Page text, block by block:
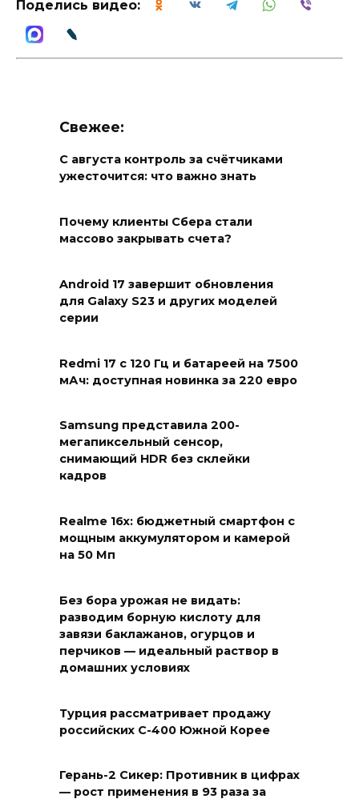
Поделись видео:
Свежее:
С августа контроль за счётчиками
ужесточится: что важно знать
Почему клиенты Сбера стали
массово закрывать счета?
Android 17 завершит обновления
для Galaxy S23 и других моделей
серии
Redmi 17 с 120 Гц и батареей на 7500
мАч: доступная новинка за 220 евро
Samsung представила 200-
мегапиксельный сенсор,
снимающий HDR без склейки
кадров
Realme 16x: бюджетный смартфон с
мощным аккумулятором и камерой
на 50 Мп
Без бора урожая не видать:
разводим борную кислоту для
завязи баклажанов, огурцов и
перчиков — идеальный раствор в
домашних условиях
Турция рассматривает продажу
российских С-400 Южной Корее
Герань-2 Сикер: Противник в цифрах
— рост применения в 93 раза за